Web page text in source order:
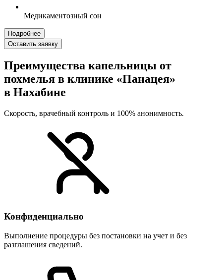
Медикаментозный сон
Подробнее
Оставить заявку
Преимущества капельницы от
похмелья в клинике «Панацея»
в Нахабине
Скорость, врачебный контроль и 100% анонимность.
Конфиденциально
Выполнение процедуры без постановки на учет и без
разглашения сведений.